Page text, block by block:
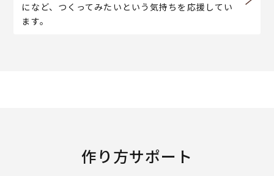
になど、つくってみたいという気持ちを応援してい
ます。
作り方サポート